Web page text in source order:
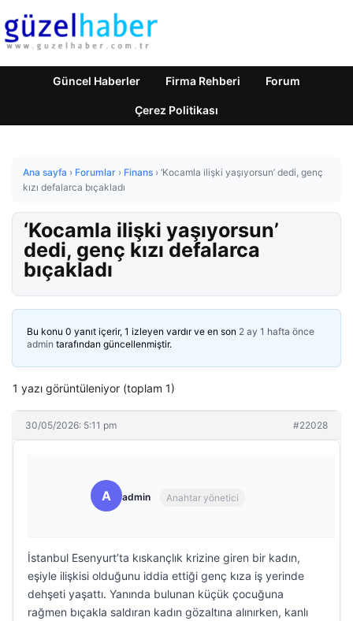
Güncel Haberler Firma Rehberi Forum
Çerez Politikası
Ana sayfa › Forumlar › Finans › ‘Kocamla ilişki yaşıyorsun’ dedi, genç
kızı defalarca bıçakladı
‘Kocamla ilişki yaşıyorsun’
dedi, genç kızı defalarca
bıçakladı
Bu konu 0 yanıt içerir, 1 izleyen vardır ve en son 2 ay 1 hafta önce
admin tarafından güncellenmiştir.
1 yazı görüntüleniyor (toplam 1)
30/05/2026: 5:11 pm #22028
A admin Anahtar yönetici
İstanbul Esenyurt’ta kıskançlık krizine giren bir kadın,
eşiyle ilişkisi olduğunu iddia ettiği genç kıza iş yerinde
dehşeti yaşattı. Yanında bulunan küçük çocuğuna
rağmen bıçakla saldıran kadın gözaltına alınırken, kanlı